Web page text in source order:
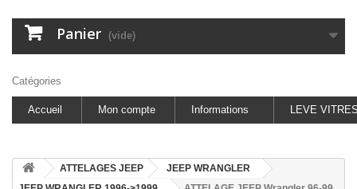
Panier (vide)
Catégories
Accueil Mon compte Informations LEVE
ATTELAGES JEEP
JEEP WRANGLER